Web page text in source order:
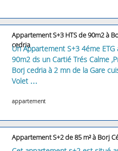
Appartement S+3 HTS de 90m2 à
cedria
Un Appartement S+3 4éme
90m2 ds un Cartié Trés Calme
Borj cedria à 2 mn de la Gare
Volet …
appartement
Appartement S+2 de 85 m² à Borj